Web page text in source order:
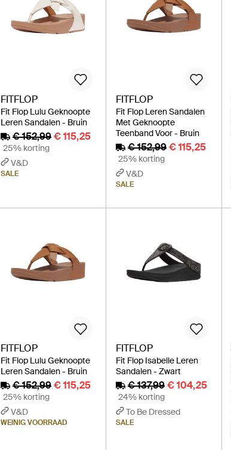
FITFLOP
Fit Flop Lulu Geknoopte
Leren Sandalen - Bruin
€ 152,99 € 115,25
25% korting
V&D
SALE
FITFLOP
Fit Flop Leren Sandalen
Met Geknoopte
Teenband Voor - Bruin
€ 152,99 € 115,25
25% korting
V&D
SALE
FITFLOP
Fit Flop Lulu Geknoopte
Leren Sandalen - Bruin
€ 152,99 € 115,25
25% korting
V&D
WEINIG VOORRAAD
FITFLOP
Fit Flop Isabelle Leren
Sandalen - Zwart
€ 137,99 € 104,25
24% korting
To Be Dressed
SALE